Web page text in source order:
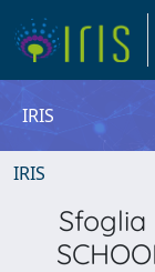
IRIS
IRIS
Sfoglia